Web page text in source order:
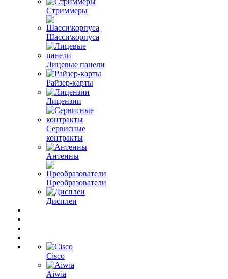
Стриммеры
Шасси\корпуса
Лицевые панели
Райзер-карты
Лицензии
Сервисные
контракты
Антенны
Преобразователи
Дисплеи
Cisco
Aiwia